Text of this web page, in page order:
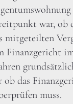
war, ob
mitgeteilten
Finanzgericht
ob das
muss.